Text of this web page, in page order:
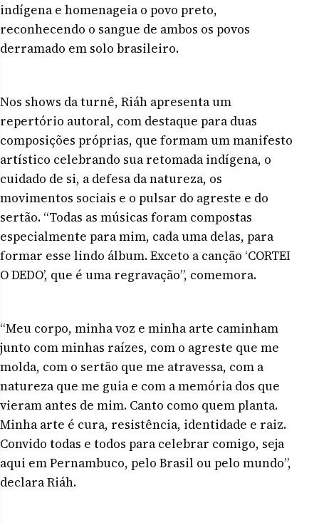
indígena e homenageia o povo preto,
reconhecendo o sangue de ambos os povos
derramado em solo brasileiro.
Nos shows da turnê, Riáh apresenta um
repertório autoral, com destaque para duas
composições próprias, que formam um manifesto
artístico celebrando sua retomada indígena, o
cuidado de si, a defesa da natureza, os
movimentos sociais e o pulsar do agreste e do
sertão. “Todas as músicas foram compostas
especialmente para mim, cada uma delas, para
formar esse lindo álbum. Exceto a canção ‘CORTEI
O DEDO’, que é uma regravação”, comemora.
“Meu corpo, minha voz e minha arte caminham
junto com minhas raízes, com o agreste que me
molda, com o sertão que me atravessa, com a
natureza que me guia e com a memória dos que
vieram antes de mim. Canto como quem planta.
Minha arte é cura, resistência, identidade e raiz.
Convido todas e todos para celebrar comigo, seja
aqui em Pernambuco, pelo Brasil ou pelo mundo”,
declara Riáh.